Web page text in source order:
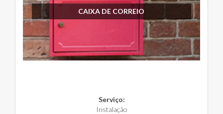
CAIXA DE CORREIO
Serviço:
Instalação